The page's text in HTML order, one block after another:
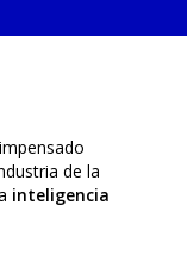
de la
inteligencia